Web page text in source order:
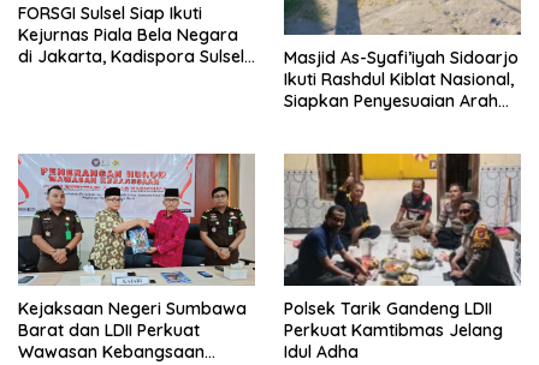
FORSGI Sulsel Siap Ikuti
Kejurnas Piala Bela Negara
di Jakarta, Kadispora Sulsel
Masjid As-Syafi’iyah Sidoarjo
Ikuti Rashdul Kiblat Nasional,
Siapkan Penyesuaian Arah
Kejaksaan Negeri Sumbawa
Barat dan LDII Perkuat
Wawasan Kebangsaan
Polsek Tarik Gandeng LDII
Perkuat Kamtibmas Jelang
Idul Adha